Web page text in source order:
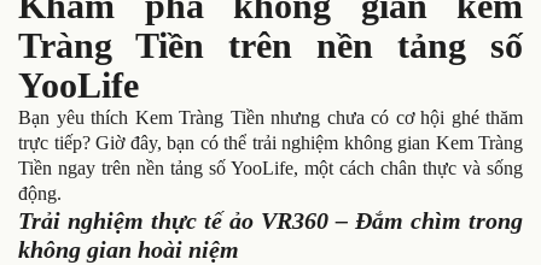
Tràng Tiền trên nền tảng số
YooLife
Bạn yêu thích Kem Tràng Tiền nhưng chưa có cơ hội ghé thăm
trực tiếp? Giờ đây, bạn có thể trải nghiệm không gian Kem Tràng
Tiền ngay trên nền tảng số YooLife, một cách chân thực và sống
động.
Trải nghiệm thực tế ảo VR360 – Đắm chìm trong
không gian hoài niệm